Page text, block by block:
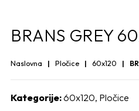
BRANS GREY
Naslovna Pločice 60x120
Kategorije:60x120, Pločice